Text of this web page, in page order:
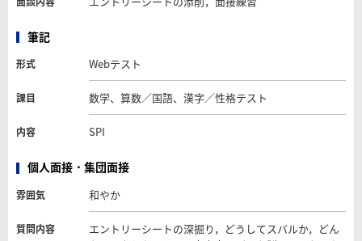
筆記
形式 Webテスト
課目 数学、算数／国語、漢字／性格テスト
内容 SPI
個人面接・集団面接
雰囲気 和やか
質問内容
エントリーシートの深掘り，どうしてスバルか，どん